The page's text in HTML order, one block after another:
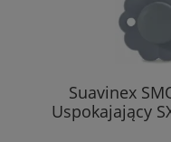
Suavinex
Uspokajający